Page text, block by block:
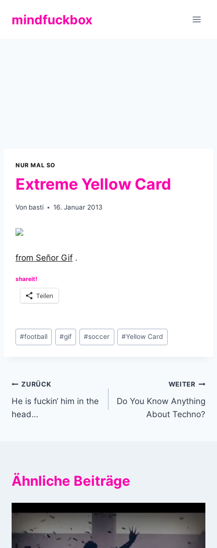
Inhaltmindfuckbox
NUR MAL SO
Extreme Yellow Card
Von basti 16. Januar 2013
from Señor Gif .
shareit!
Teilen
Schlagworte:
#football #gif #soccer #Yellow Card
Beitragsnavigation
ZURÜCK
He is fuckin‘ him in the
head…
WEITER
Do You Know Anything
About Techno?
Ähnliche Beiträge